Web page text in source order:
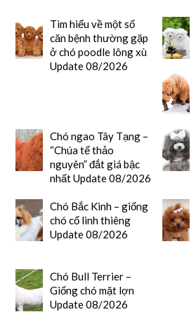
Tìm hiểu về một số
căn bệnh thường gặp
ở chó poodle lông xù
Update 08/2026
Chó ngao Tây Tạng –
“Chúa tể thảo
nguyên” đắt giá bậc
nhất Update 08/2026
Chó Bắc Kinh – giống
chó cổ linh thiêng
Update 08/2026
Chó Bull Terrier –
Giống chó mặt lợn
Update 08/2026